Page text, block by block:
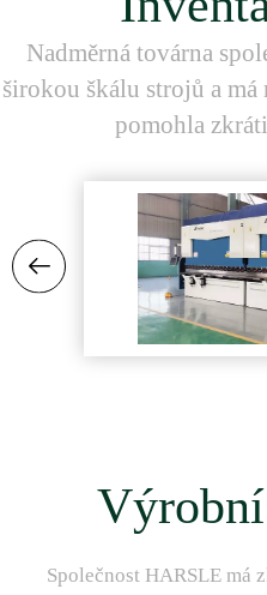
Nadměrná továrna
širokou škálu strojů a má
pomohla
Společnost HARSLE má